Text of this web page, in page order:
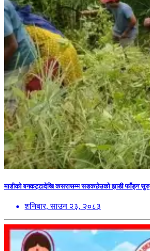
माडीको बनकट्टादेखि कसरासम्म सडकछेउको झाडी फाँड्न सुरु
शनिबार, साउन २३, २०८३